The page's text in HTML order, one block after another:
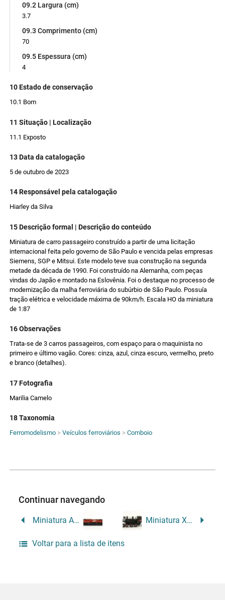
09.2 Largura (cm)
3.7
09.3 Comprimento (cm)
70
09.5 Espessura (cm)
4
10 Estado de conservação
10.1 Bom
11 Situação | Localização
11.1 Exposto
13 Data da catalogação
5 de outubro de 2023
14 Responsável pela catalogação
Hiarley da Silva
15 Descrição formal | Descrição do conteúdo
Miniatura de carro passageiro construído a partir de uma licitação
internacional feita pelo governo de São Paulo e vencida pelas empresas
Siemens, SGP e Mitsui. Este modelo teve sua construção na segunda
metade da década de 1990. Foi construído na Alemanha, com peças
vindas do Japão e montado na Eslovênia. Foi o destaque no processo de
modernização da malha ferroviária do subúrbio de São Paulo. Possuía
tração elétrica e velocidade máxima de 90km/h. Escala HO da miniatura
de 1:87
16 Observações
Trata-se de 3 carros passageiros, com espaço para o maquinista no
primeiro e último vagão. Cores: cinza, azul, cinza escuro, vermelho, preto
e branco (detalhes).
17 Fotografia
Marilia Camelo
18 Taxonomia
Ferromodelismo> Veículos ferroviários > Comboio
Continuar navegando
Miniatura AC44i 3072 – MRS e AC 44Ci 3074 – ALL Miniatura X – 324
Voltar para a lista de itens